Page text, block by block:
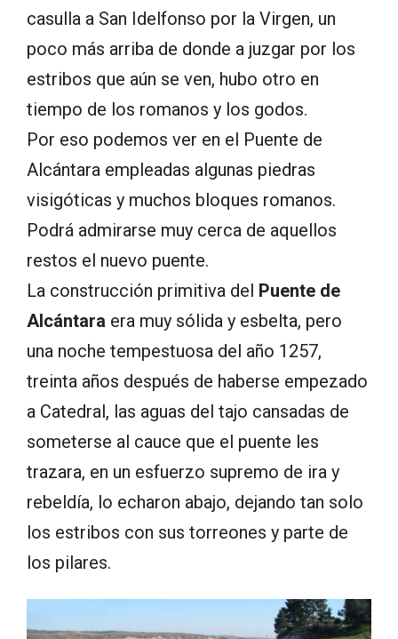
casulla a San Idelfonso por la Virgen, un
poco más arriba de donde a juzgar por los
estribos que aún se ven, hubo otro en
tiempo de los romanos y los godos.
Por eso podemos ver en el Puente de
Alcántara empleadas algunas piedras
visigóticas y muchos bloques romanos.
Podrá admirarse muy cerca de aquellos
restos el nuevo puente.
La construcción primitiva del Puente de
Alcántara era muy sólida y esbelta, pero
una noche tempestuosa del año 1257,
treinta años después de haberse empezado
a Catedral, las aguas del tajo cansadas de
someterse al cauce que el puente les
trazara, en un esfuerzo supremo de ira y
rebeldía, lo echaron abajo, dejando tan solo
los estribos con sus torreones y parte de
los pilares.